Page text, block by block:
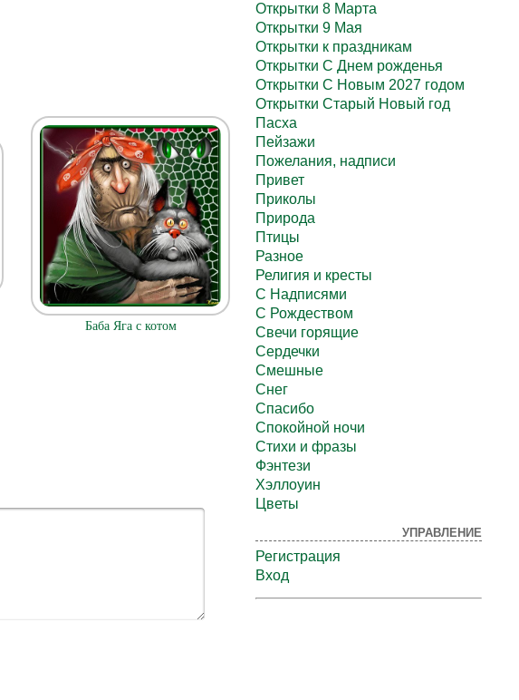
Баба Яга с котом
Открытки 8 Марта
Открытки 9 Мая
Открытки к праздникам
Открытки С Днем рожденья
Открытки С Новым 2027 годом
Открытки Старый Новый год
Пасха
Пейзажи
Пожелания, надписи
Привет
Приколы
Природа
Птицы
Разное
Религия и кресты
С Надписями
С Рождеством
Свечи горящие
Сердечки
Смешные
Снег
Спасибо
Спокойной ночи
Стихи и фразы
Фэнтези
Хэллоуин
Цветы
УПРАВЛЕНИЕ
Регистрация
Вход